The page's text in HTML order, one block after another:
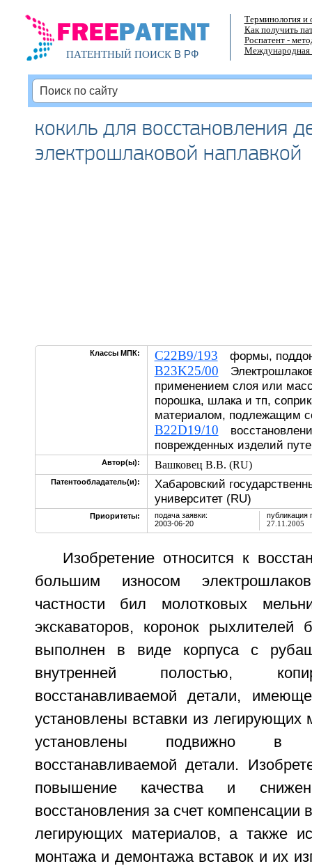
ПАТЕНТНЫЙ ПОИСКВ РФ
Терминология и
Как получить
Роспатент -
Международная
кокиль для восстановления
электрошлаковой наплавкой
Классы МПК: C22B9/193 формы,
B23K25/00
применением слоя или
порошка, шлака и тп,
материалом, подлежащим
B22D19/10
поврежденных изделий
Автор(ы): Вашковец В.В. (RU)
Патентообладатель(и):
Хабаровский
университет (RU)
Приоритеты:
подача заявки:
2003-06-20
публикация
27.11.2005
Изобретение относится к
большим износом
частности бил молотковых
экскаваторов, коронок рыхлителей
выполнен в виде корпуса с
внутренней полостью,
восстанавливаемой детали,
установлены вставки из легирующих
установлены подвижно в
восстанавливаемой детали.
повышение качества и
восстановления за счет компенсации
легирующих материалов, а также
монтажа и демонтажа вставок и их